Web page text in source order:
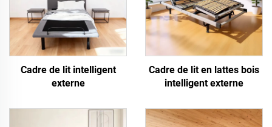
Cadre de lit intelligent
externe
Cadre de lit en lattes bois
intelligent externe